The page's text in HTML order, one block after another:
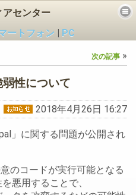
アセンター
ートフォン
PC
次の記事 »
弱性について
2018年4月26日 16:27
」に関する問題が公開され
のコードが実行可能となる
悪用することで、